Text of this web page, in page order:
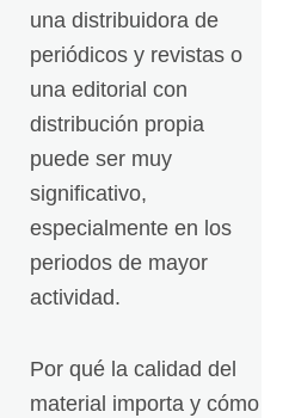
una distribuidora de
periódicos y revistas o
una editorial con
distribución propia
puede ser muy
significativo,
especialmente en los
periodos de mayor
actividad.
Por qué la calidad del
material importa y cómo